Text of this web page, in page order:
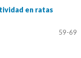
en ratas
59-69